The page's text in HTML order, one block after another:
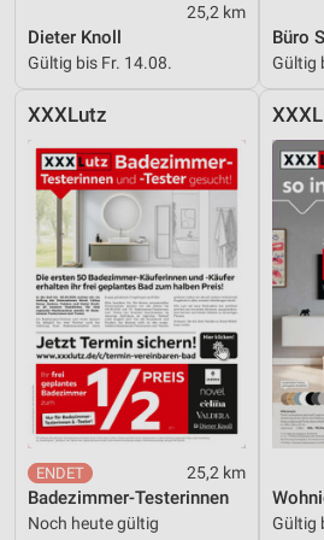
25,2 km
Dieter Knoll
Gültig bis Fr. 14.08.
Büro
Gültig
XXXLutz
25,2 km
Badezimmer-Testerinnen
Noch heute gültig Gültig
Verwendung von Profilen zur Auswahl
personalisierter Inhalte
Messung der Performance von
Analyse von Zielgruppen durch
Kombinationen von Daten aus
Quellen
Entwicklung und Verbesserung der
Verwendung reduzierter Daten zur
Inhalten
IAB-Besonderheiten:
Verwendung genauer Standortdaten
Geräte anhand von aktiv
Informationen identifizieren
Nicht-IAB-Verarbeitungszwecke: